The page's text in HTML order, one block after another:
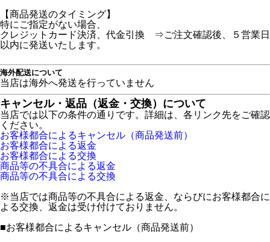
【商品発送のタイミング】
特にご指定がない場合、
クレジットカード決済、代金引換 ⇒ご注文確認後、５営業日
以内に発送いたします。
海外配送について
当店は海外へ発送を行っていません
キャンセル・返品（返金・交換）について
当店では以下の条件の通りです。詳細は、各リンク先をご確認
ください。
お客様都合によるキャンセル（商品発送前）
お客様都合による返金
お客様都合による交換
商品等の不具合による返金
商品等の不具合による交換
※当店では商品等の不具合による返金、ならびにお客様都合に
よる交換、返金は受け付けておりません。
■お客様都合によるキャンセル（商品発送前）